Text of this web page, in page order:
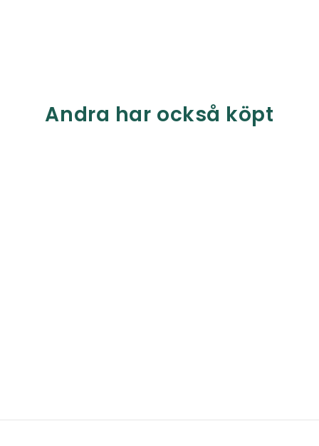
Andra har också köpt